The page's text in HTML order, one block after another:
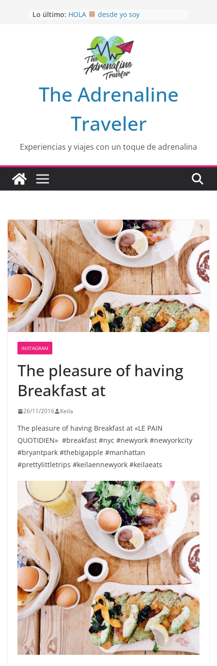
Lo último: HOLA
desde yo soy
EL SENDERO DEL CACAO: Excelente
opción
HOSPEDAJE AL NATURALSHH !!
OTRA PERSPECTIVA de RÍO EL
MULITO!
The Adrenaline
Traveler
Experiencias y viajes con un toque de adrenalina
INSTAGRAM
The pleasure of having
Breakfast at
26/11/2016 Keila
The pleasure of having Breakfast at «LE PAIN
QUOTIDIEN» ️ #breakfast #nyc #newyork #newyorkcity
#bryantpark #thebigapple #manhattan
#prettylittletrips #keilaennewyork #keilaeats